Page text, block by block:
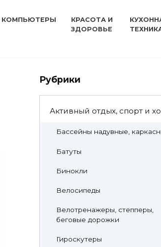
КОМПЬЮТЕРЫ
КРАСОТА И
ЗДОРОВЬЕ
Рубрики
Активный отдых, спорт и
Бассейны надувные,
Батуты
Бинокли
Велосипеды
Велотренажеры, степперы,
беговые дорожки
Гироскутеры